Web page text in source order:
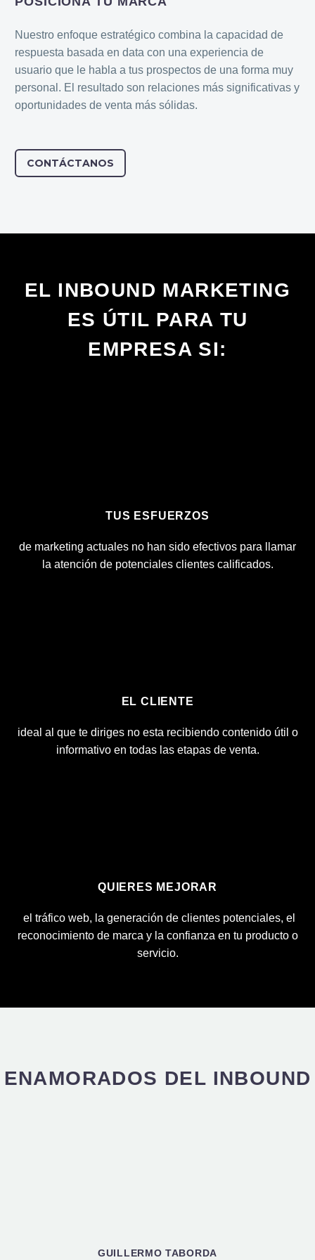
Nuestro enfoque estratégico combina la capacidad de
respuesta basada en data con una experiencia de
usuario que le habla a tus prospectos de una forma muy
personal. El resultado son relaciones más significativas y
oportunidades de venta más sólidas.
CONTÁCTANOS
EL INBOUND MARKETING
ES ÚTIL PARA TU
EMPRESA SI:
TUS ESFUERZOS
de marketing actuales no han sido efectivos para llamar
la atención de potenciales clientes calificados.
EL CLIENTE
ideal al que te diriges no esta recibiendo contenido útil o
informativo en todas las etapas de venta.
QUIERES MEJORAR
el tráfico web, la generación de clientes potenciales, el
reconocimiento de marca y la confianza en tu producto o
servicio.
ENAMORADOS DEL INBOUND
GUILLERMO TABORDA